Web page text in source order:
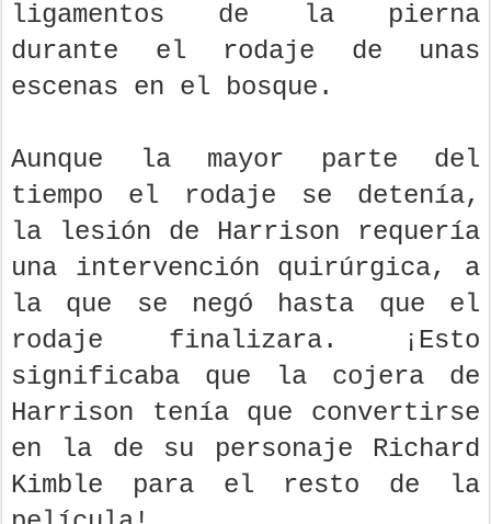
ligamentos de la pierna
durante el rodaje de unas
escenas en el bosque.
Aunque la mayor parte del
tiempo el rodaje se detenía,
la lesión de Harrison requería
una intervención quirúrgica, a
la que se negó hasta que el
rodaje finalizara. ¡Esto
significaba que la cojera de
Harrison tenía que convertirse
en la de su personaje Richard
Kimble para el resto de la